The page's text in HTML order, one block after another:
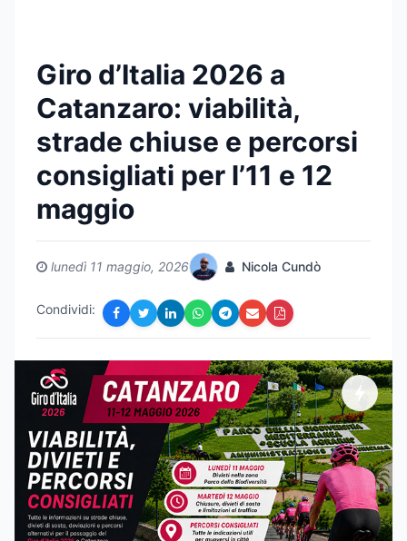
Giro d’Italia 2026 a
Catanzaro: viabilità,
strade chiuse e percorsi
consigliati per l’11 e 12
maggio
lunedì 11 maggio, 2026 Nicola Cundò
Condividi: